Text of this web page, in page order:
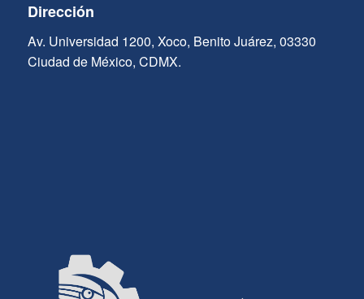
Dirección
Av. Universidad 1200, Xoco, Benito Juárez, 03330
Ciudad de México, CDMX.